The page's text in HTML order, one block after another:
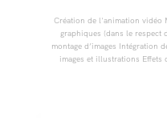
Création de l'animation vidéo
graphiques (dans le respect
montage d’images Intégration
images et illustrations